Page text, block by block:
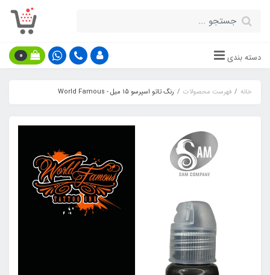
دسته بندی 0
خانه فهرست محصولات رنگ تاتو اسپرسو 15 میل - World Famous